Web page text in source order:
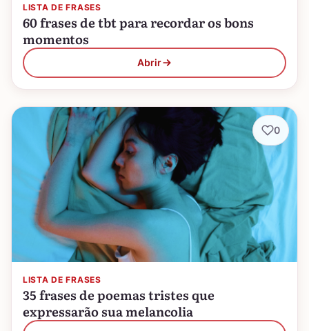
LISTA DE FRASES
60 frases de tbt para recordar os bons
momentos
Abrir
LISTA DE FRASES
35 frases de poemas tristes que
expressarão sua melancolia
0